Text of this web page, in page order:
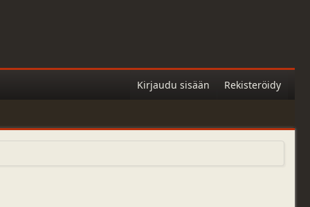
Kirjaudu sisään Rekisteröidy